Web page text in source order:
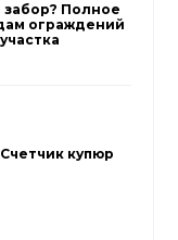
Полное
ограждений
купюр